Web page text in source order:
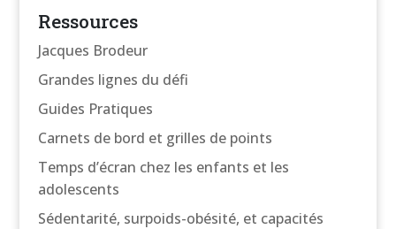
Ressources
Jacques Brodeur
Grandes lignes du défi
Guides Pratiques
Carnets de bord et grilles de points
Temps d’écran chez les enfants et les
adolescents
Sédentarité, surpoids-obésité, et capacités